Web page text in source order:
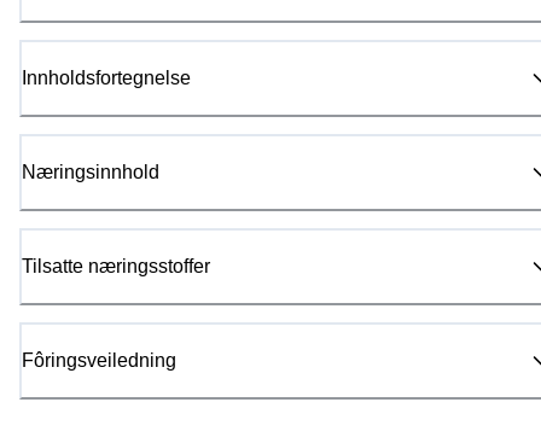
Innholdsfortegnelse
Næringsinnhold
Tilsatte næringsstoffer
Fôringsveiledning